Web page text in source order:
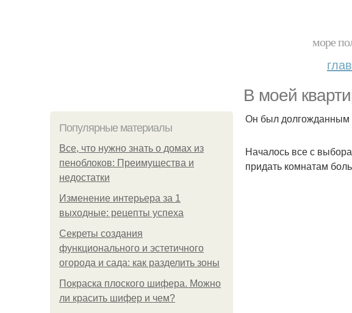
море
В моей
Популярные материалы
Все, что нужно знать о домах из
пеноблоков: Преимущества и
недостатки
Изменение интерьера за 1
выходные: рецепты успеха
Секреты создания
функционального и эстетичного
огорода и сада: как разделить зоны
Покраска плоского шифера. Можно
ли красить шифер и чем?
Он был долгожданным
Началось все с
придать комнатам